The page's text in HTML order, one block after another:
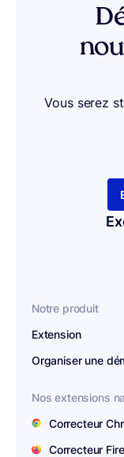
Vous serez
Notre produit
Extension
Organiser une
Nos extensions
Correcteur
Correcteur